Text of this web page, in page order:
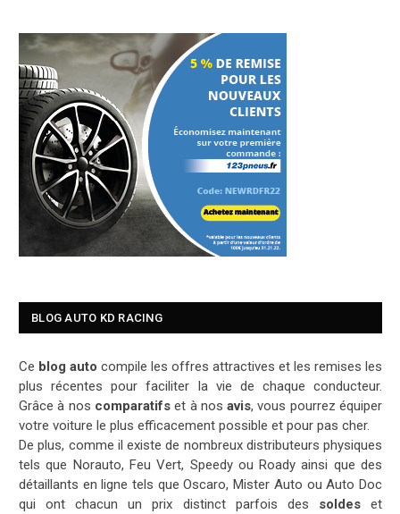
BLOG AUTO KD RACING
Ce blog auto compile les offres attractives et les remises les
plus récentes pour faciliter la vie de chaque conducteur.
Grâce à nos comparatifset à nosavis, vous pourrez équiper
votre voiture le plus efficacement possible et pour pas cher.
De plus, comme il existe de nombreux distributeurs physiques
tels que Norauto, Feu Vert, Speedy ou Roady ainsi que des
détaillants en ligne tels que Oscaro, Mister Auto ou Auto Doc
qui ont chacun un prix distinct parfois des soldeset